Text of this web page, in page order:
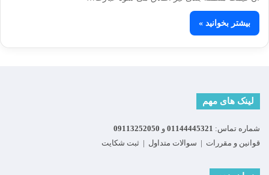
بیشتر بخوانید »
لینک های مهم
شماره تماس: 01144445321 و 09113252050
قوانین و مقررات | سوالات متداول | ثبت شکایت